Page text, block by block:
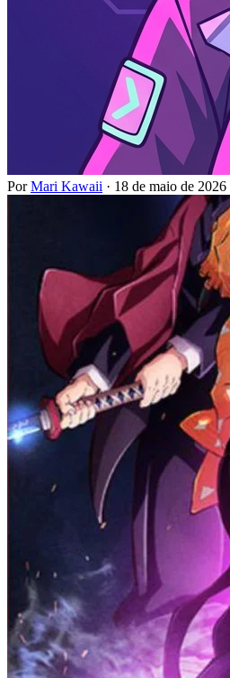
PorMari Kawaii · 18 de maio de 2026